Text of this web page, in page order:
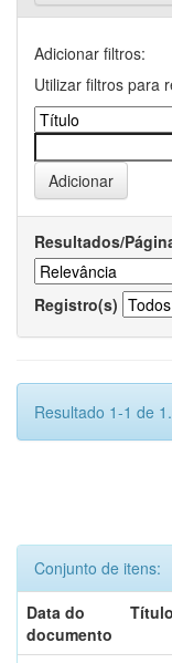
Adicionar filtros:
Utilizar filtros para
Resultados/
Registro(s)
Resultado 1-1 de 1.
Conjunto de itens:
Data do
documento
Título